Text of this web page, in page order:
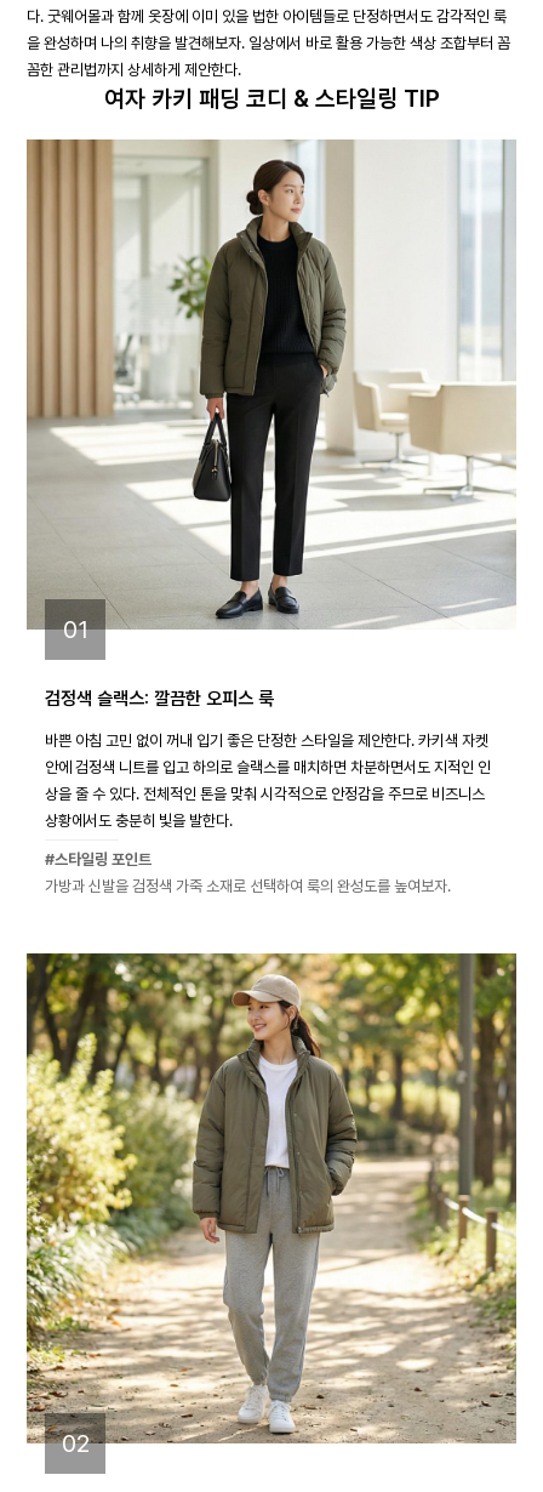
다. 굿웨어몰과 함께 옷장에 이미 있을 법한 아이템들로 단정하면서도 감각적인 룩
을 완성하며 나의 취향을 발견해보자. 일상에서 바로 활용 가능한 색상 조합부터 꼼
꼼한 관리법까지 상세하게 제안한다.
여자 카키 패딩 코디 & 스타일링 TIP
01
검정색 슬랙스: 깔끔한 오피스 룩
바쁜 아침 고민 없이 꺼내 입기 좋은 단정한 스타일을 제안한다. 카키색 자켓
안에 검정색 니트를 입고 하의로 슬랙스를 매치하면 차분하면서도 지적인 인
상을 줄 수 있다. 전체적인 톤을 맞춰 시각적으로 안정감을 주므로 비즈니스
상황에서도 충분히 빛을 발한다.
#스타일링 포인트
가방과 신발을 검정색 가죽 소재로 선택하여 룩의 완성도를 높여보자.
02